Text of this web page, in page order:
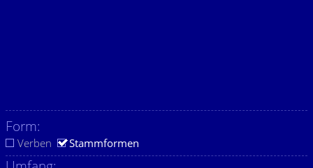
Form:
Verben Stammformen